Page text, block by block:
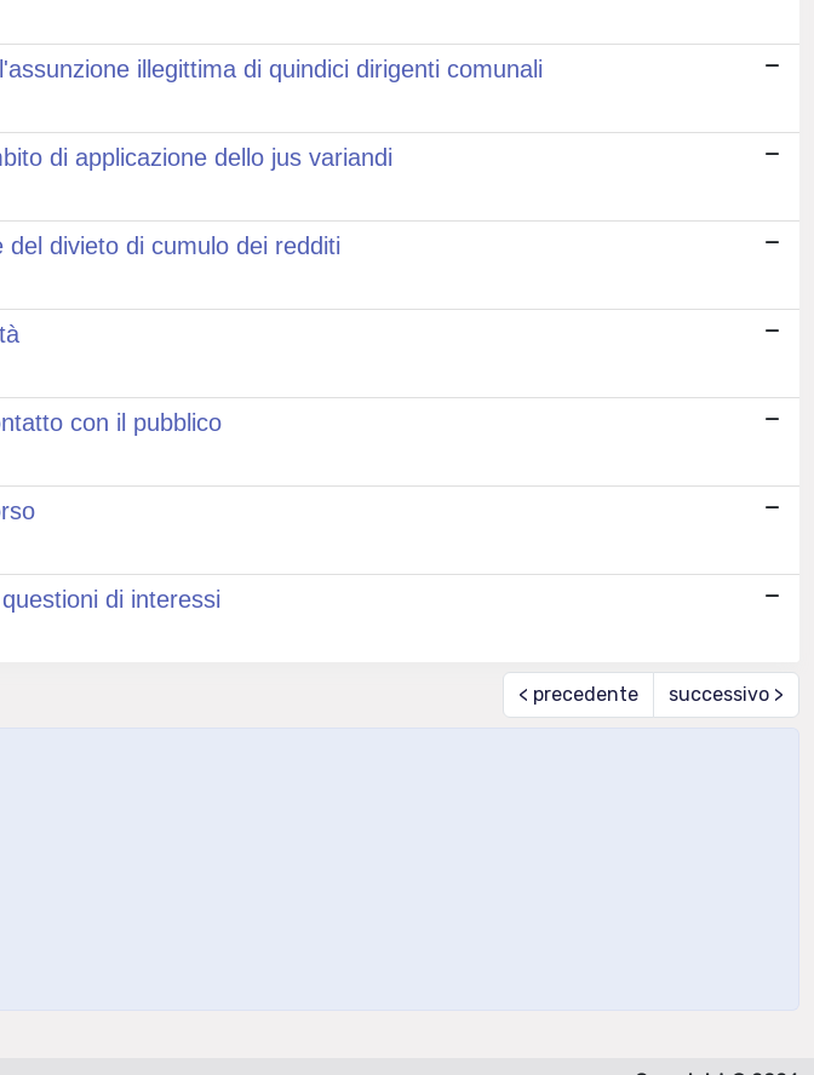
illegittima di quindici dirigenti comunali
di applicazione dello jus variandi
divieto di cumulo dei redditi
con il pubblico
di interessi
< precedente successivo >